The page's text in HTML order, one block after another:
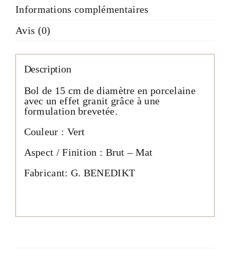
Informations complémentaires
Avis (0)
Description
Bol de 15 cm de diamètre en porcelaine
avec un effet granit grâce à une
formulation brevetée.
Couleur : Vert
Aspect / Finition : Brut – Mat
Fabricant: G. BENEDIKT